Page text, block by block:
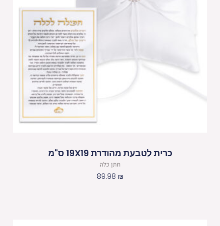
כרית לטבעת מהודרת 19X19 ס"מ
חתן כלה
89.98 ₪